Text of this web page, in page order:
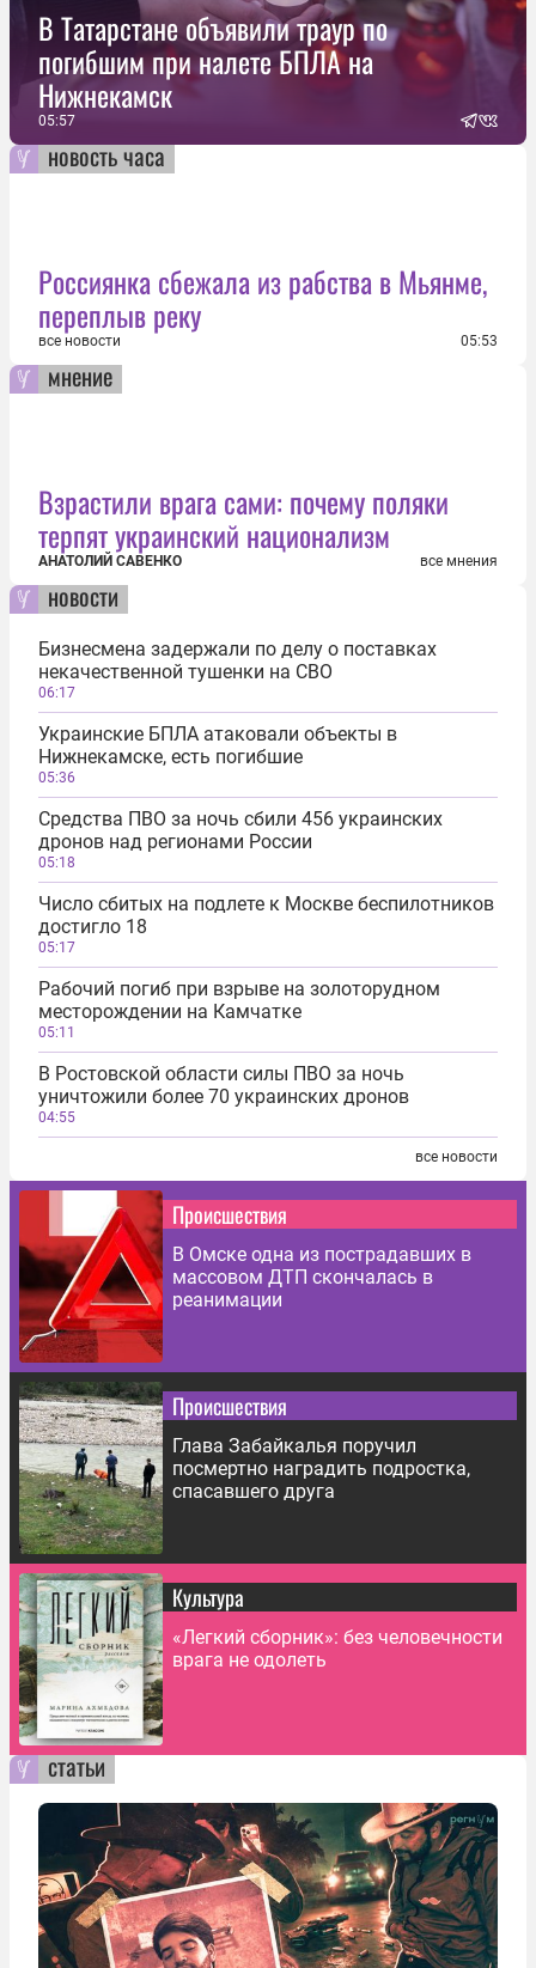
В Татарстане объявили траур по
погибшим при налете БПЛА на
Нижнекамск
05:57
новость часа
Россиянка сбежала из рабства в Мьянме,
переплыв реку
все новости 05:53
мнение
Взрастили врага сами: почему поляки
терпят украинский национализм
АНАТОЛИЙ САВЕНКО все мнения
новости
Бизнесмена задержали по делу о поставках
некачественной тушенки на СВО
06:17
Украинские БПЛА атаковали объекты в
Нижнекамске, есть погибшие
05:36
Средства ПВО за ночь сбили 456 украинских
дронов над регионами России
05:18
Число сбитых на подлете к Москве беспилотников
достигло 18
05:17
Рабочий погиб при взрыве на золоторудном
месторождении на Камчатке
05:11
В Ростовской области силы ПВО за ночь
уничтожили более 70 украинских дронов
04:55
все новости
Происшествия
В Омске одна из пострадавших в
массовом ДТП скончалась в
реанимации
Происшествия
Глава Забайкалья поручил
посмертно наградить подростка,
спасавшего друга
Культура
«Легкий сборник»: без человечности
врага не одолеть
статьи